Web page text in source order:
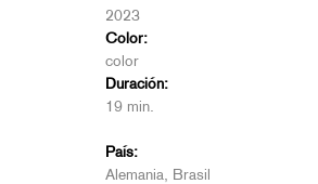
2023
Color:
color
Duración:
19 min.
País:
Alemania, Brasil